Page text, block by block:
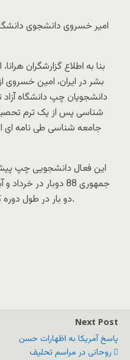
امیر خسروی دانشجوی
بنا به اطلاع گزارشگران
بشر در ایران، امین خسروی
دانشجویان چپ دانشگاه
شناسی پس از یک ترم
جامعه شناسی طی نامه ای
این فعال دانشجویی چپ پیش
دو بار در طول دوره کارشناسی حکم تعلیق دریافت کرد.
Next Post
پاسخ آمریکا به اظهارات حسن
روحانی در مراسم تحلیف